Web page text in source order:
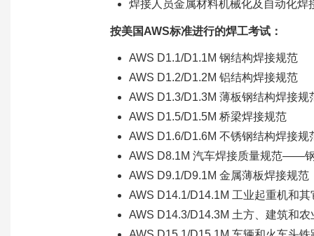
焊接人员金属材料机械化及自动化
按美国AWS标准进行的焊工考试：
AWS D1.1/D1.1M 钢结构焊接规范
AWS D1.2/D1.2M 铝结构焊接规范
AWS D1.3/D1.3M 薄板钢结构焊接规
AWS D1.5/D1.5M 桥梁焊接规范
AWS D1.6/D1.6M 不锈钢结构焊接规
AWS D8.1M 汽车焊接质量规范——
AWS D9.1/D9.1M 金属薄板焊接规范
AWS D14.1/D14.1M 工业起重机和
AWS D14.3/D14.3M 土方、建筑和